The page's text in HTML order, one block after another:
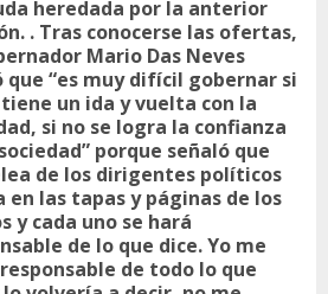
heredada por la anterior
. Tras conocerse las ofertas,
Mario Das Neves
que “es muy difícil gobernar si
tiene un ida y vuelta con la
si no se logra la confianza
porque señaló que
de los dirigentes políticos
en las tapas y páginas de los
y cada uno se hará
de lo que dice. Yo me
de todo lo que